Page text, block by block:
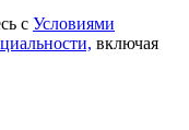
с Условиями
включая